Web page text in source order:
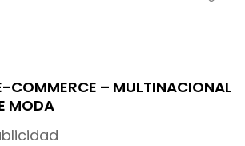
COMMERCE – MULTINACIONAL
MODA